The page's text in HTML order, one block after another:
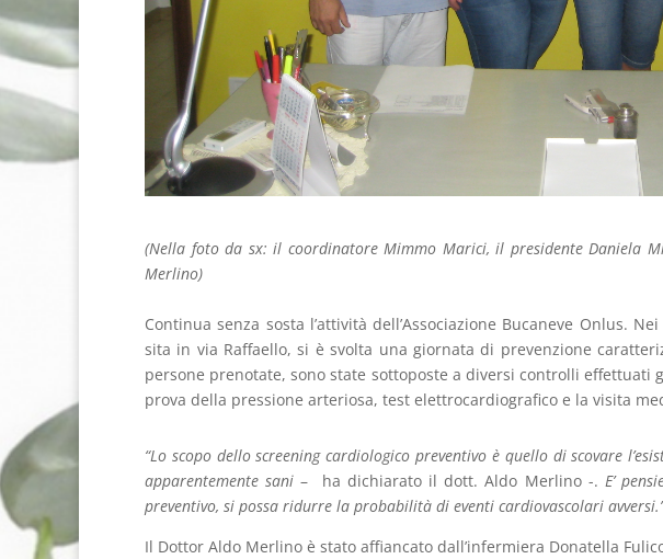
(Nella foto da sx: il coordinatore Mimmo Marici, il presidente Daniela
Merlino)
Continua senza sosta l’attività dell’Associazione Bucaneve Onlus.
sita in via Raffaello, si è svolta una giornata di prevenzione
persone prenotate, sono state sottoposte a diversi controlli
prova della pressione arteriosa, test elettrocardiografico e la visita
“Lo scopo dello screening cardiologico preventivo è quello di scovare
apparentemente sani– ha dichiarato il dott. Aldo Merlino -. E’
preventivo, si possa ridurre la probabilità di eventi cardiovascolari
Il Dottor Aldo Merlino è stato affiancato dall’infermiera Donatella